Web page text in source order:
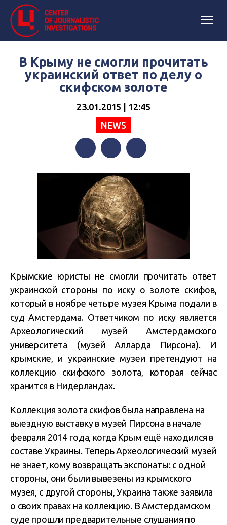
В Крыму не смогли прочитать
украинский ответ по делу о
скифском золоте
23.01.2015 | 12:45
NEWS
Крымские юристы не смогли прочитать ответ
украинской стороны по иску о золоте скифов,
который в ноябре четыре музея Крыма подали в
суд Амстердама. Ответчиком по иску является
Археологический музей Амстердамского
университета (музей Алларда Пирсона). И
крымские, и украинские музеи претендуют на
коллекцию скифского золота, которая сейчас
хранится в Нидерландах.
Коллекция золота скифов была направлена на
выездную выставку в музей Пирсона в начале
февраля 2014 года, когда Крым ещё находился в
составе Украины. Теперь Археологический музей
не знает, кому возвращать экспонаты: с одной
стороны, они были вывезены из крымского
музея, с другой стороны, Украина также заявила
о своих правах на коллекцию. В Амстердамском
суде прошли предварительные слушания по